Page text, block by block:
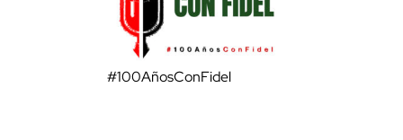
#100AñosConFidel